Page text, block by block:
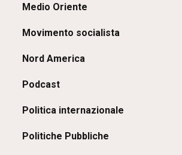
Medio Oriente
Movimento socialista
Nord America
Podcast
Politica internazionale
Politiche Pubbliche